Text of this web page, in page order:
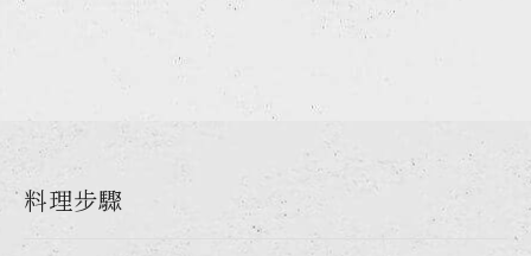
料理步驟